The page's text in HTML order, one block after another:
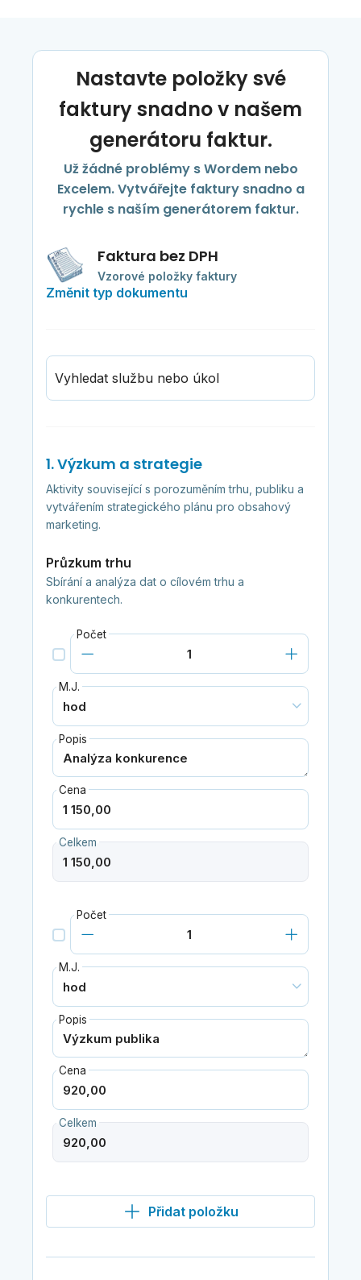
Nastavte položky své
faktury snadno v našem
generátoru faktur.
Už žádné problémy s Wordem nebo
Excelem. Vytvářejte faktury snadno a
rychle s naším generátorem faktur.
Faktura bez DPH
Vzorové položky faktury
Změnit typ dokumentu
Vyhledat službu nebo úkol
1. Výzkum a strategie
Aktivity související s porozuměním trhu, publiku a
vytvářením strategického plánu pro obsahový
marketing.
Průzkum trhu
Sbírání a analýza dat o cílovém trhu a
konkurentech.
Počet
M.J.
Popis
Cena
Celkem
Počet
M.J.
Popis
Cena
Celkem
Přidat položku